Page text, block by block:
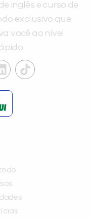
inglês e curso de
exclusivo que
você ao nível